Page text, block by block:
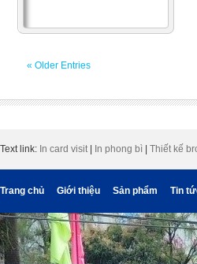
« Older Entries
Text link: In card visit| In phong bì Thiết kế
Trang chủ Giới thiệu Sản phẩm Tin